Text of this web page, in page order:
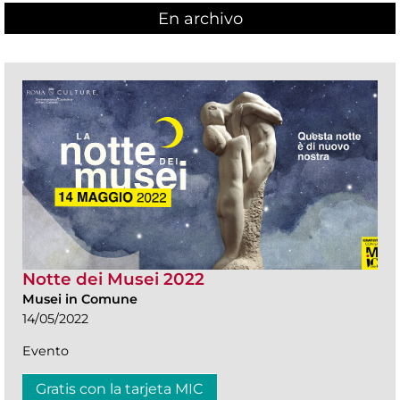
En archivo
Notte dei Musei 2022
Musei in Comune
14/05/2022
Evento
Gratis con la tarjeta MIC